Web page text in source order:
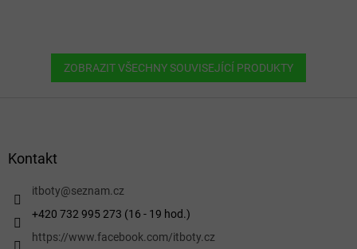
ZOBRAZIT VŠECHNY SOUVISEJÍCÍ PRODUKTY
Kontakt
itboty@seznam.cz
+420 732 995 273 (16 - 19 hod.)
https://www.facebook.com/itboty.cz